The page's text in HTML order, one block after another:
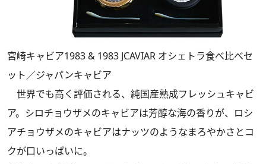
宮崎キャビア1983 & 1983 JCAVIAR オシェトラ食べ比べセ
ット／ジャパンキャビア
世界でも高く評価される、純国産熟成フレッシュキャビ
ア。シロチョウザメのキャビアは芳醇な海の香りが、ロシ
アチョウザメのキャビアはナッツのようなまろやかさとコ
クが口いっぱいに。